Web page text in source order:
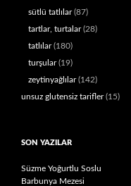
sütlü tatlılar(87)
tartlar, turtalar(28)
tatlılar(180)
turşular(19)
zeytinyağlılar(142)
unsuz glutensiz tarifler(15)
SON YAZILAR
Süzme Yoğurtlu Soslu
Barbunya Mezesi